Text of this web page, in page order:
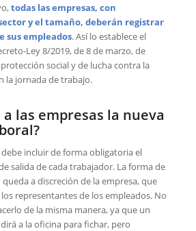
todas las empresas, con
y el tamaño, deberán registrar
sus empleados. Así lo establece el
Ley 8/2019, de 8 de marzo, de
social y de lucha contra la
la jornada de trabajo.
a las empresas la nueva
incluir de forma obligatoria el
salida de cada trabajador. La forma de
a discreción de la empresa, que
representantes de los empleados. No
de la misma manera, ya que un
a la oficina para fichar, pero